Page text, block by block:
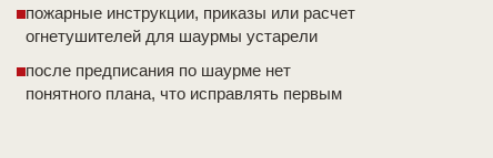
пожарные инструкции, приказы или расчет
огнетушителей для шаурмы устарели
после предписания по шаурме нет
понятного плана, что исправлять первым